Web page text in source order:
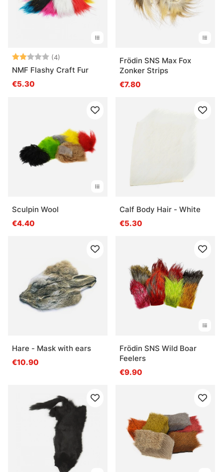
Note: (4)
NMF Flashy Craft Fur
€5.30
Frödin SNS Max Fox
Zonker Strips
€7.80
Sculpin Wool
€4.40
Calf Body Hair - White
€5.30
Hare - Mask with ears
€10.90
Frödin SNS Wild Boar
Feelers
€9.90